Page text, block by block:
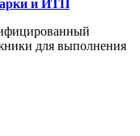
и ИТП
для выполнения